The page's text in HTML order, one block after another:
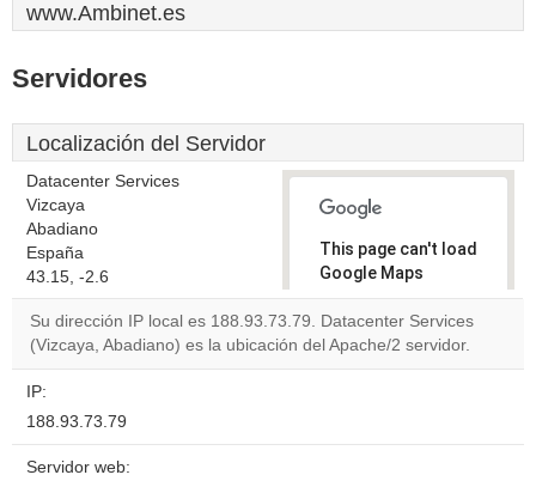
www.Ambinet.es
Servidores
Localización del Servidor
Datacenter Services
Vizcaya
Abadiano
España
43.15, -2.6
This page can't load
Google Maps
correctly.
Do you
own this
OK
Su dirección IP local es 188.93.73.79. Datacenter Services
(Vizcaya, Abadiano) es la ubicación del Apache/2 servidor.
IP:
188.93.73.79
Servidor web: